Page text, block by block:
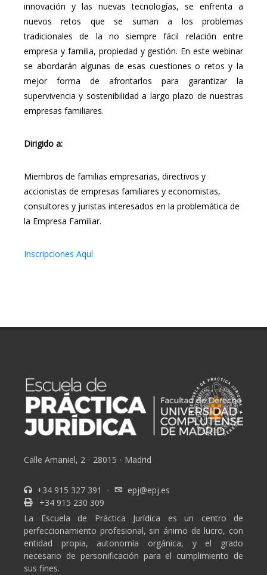
innovación y las nuevas tecnologías, se enfrenta a
nuevos retos que se suman a los problemas
tradicionales de la no siempre fácil relación entre
empresa y familia, propiedad y gestión. En este webinar
se abordarán algunas de esas cuestiones o retos y la
mejor forma de afrontarlos para garantizar la
supervivencia y sostenibilidad a largo plazo de nuestras
empresas familiares.
Dirigido a:
Miembros de familias empresarias, directivos y
accionistas de empresas familiares y economistas,
consultores y juristas interesados en la problemática de
la Empresa Familiar.
Inscripciones Aquí
Calle Amaniel, 2 · 28015 · Madrid
+34 915 327 391 ·
epj@epj.es
+34 915 230 309
La Escuela de Práctica Jurídica es un centro de
perfeccionamiento profesional, sin ánimo de lucro, con
entidad propia, autonomía orgánica, y el grado
necesario de personificación para el cumplimiento de
sus fines.